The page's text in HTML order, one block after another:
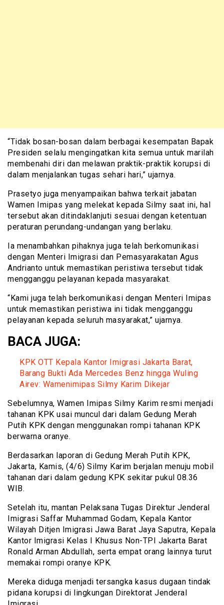
“Tidak bosan-bosan dalam berbagai kesempatan Bapak
Presiden selalu mengingatkan kita semua untuk marilah
membenahi diri dan melawan praktik-praktik korupsi di
dalam menjalankan tugas sehari hari,” ujarnya.
Prasetyo juga menyampaikan bahwa terkait jabatan
Wamen Imipas yang melekat kepada Silmy saat ini, hal
tersebut akan ditindaklanjuti sesuai dengan ketentuan
peraturan perundang-undangan yang berlaku.
Ia menambahkan pihaknya juga telah berkomunikasi
dengan Menteri Imigrasi dan Pemasyarakatan Agus
Andrianto untuk memastikan peristiwa tersebut tidak
mengganggu pelayanan kepada masyarakat.
“Kami juga telah berkomunikasi dengan Menteri Imipas
untuk memastikan peristiwa ini tidak mengganggu
pelayanan kepada seluruh masyarakat,” ujarnya.
BACA JUGA:
KPK OTT Kepala Kantor Imigrasi Jakarta Barat,
Barang Bukti Ada Mercedes Benz hingga Wuling
Airev: Wamenimipas Silmy Karim Dikejar
Sebelumnya, Wamen Imipas Silmy Karim resmi menjadi
tahanan KPK usai muncul dari dalam Gedung Merah
Putih KPK dengan menggunakan rompi tahanan KPK
berwarna oranye.
Berdasarkan laporan di Gedung Merah Putih KPK,
Jakarta, Kamis, (4/6) Silmy Karim berjalan menuju mobil
tahanan dari dalam gedung KPK sekitar pukul 08.36
WIB.
Setelah itu, mantan Pelaksana Tugas Direktur Jenderal
Imigrasi Saffar Muhammad Godam, Kepala Kantor
Wilayah Ditjen Imigrasi Jawa Barat Jaya Saputra, Kepala
Kantor Imigrasi Kelas I Khusus Non-TPI Jakarta Barat
Ronald Arman Abdullah, serta empat orang lainnya turut
memakai rompi oranye KPK.
Mereka diduga menjadi tersangka kasus dugaan tindak
pidana korupsi di lingkungan Direktorat Jenderal